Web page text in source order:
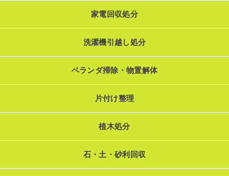
家電回収処分
洗濯機引越し処分
ベランダ掃除・物置解体
片付け整理
植木処分
石・土・砂利回収